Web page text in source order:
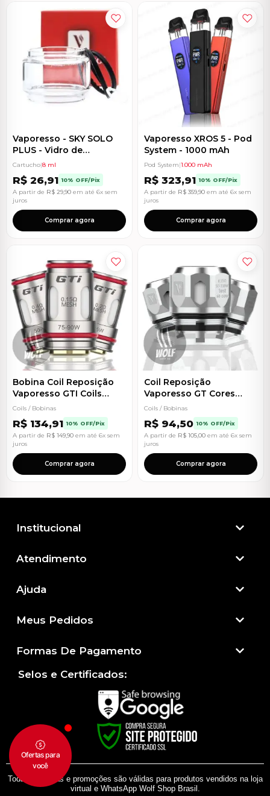
Vaporesso - SKY SOLO
PLUS - Vidro de
Reposição 8ml
Cartucho|8 ml
R$ 26,91 10% OFF/Pix
A partir de R$ 29,90 em até 6x sem
juros
Comprar agora
Vaporesso XROS 5 - Pod
System - 1000 mAh
Pod System|1.000 mAh
R$ 323,91 10% OFF/Pix
A partir de R$ 359,90 em até 6x sem
juros
Comprar agora
Bobina Coil Reposição
Vaporesso GTI Coils
Mesh
Coils / Bobinas
R$ 134,91 10% OFF/Pix
A partir de R$ 149,90 em até 6x sem
juros
Comprar agora
Coil Reposição
Vaporesso GT Cores
Coils (3 unidades)
Coils / Bobinas
R$ 94,50 10% OFF/Pix
A partir de R$ 105,00 em até 6x sem
juros
Comprar agora
Institucional
Atendimento​
Ajuda
Meus Pedidos
Formas De Pagamento
Selos e Certificados:
Todas as regras e promoções são válidas para produtos vendidos na loja
virtual e WhatsApp Wolf Shop Brasil.